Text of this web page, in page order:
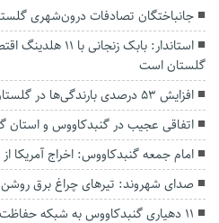
جانباختگان تصادفات درون‌شهری گلستان ۱۷ درصد کاهش
استاندار: بابک
گلستان است
افزایش ۵۳ درصدی بارندگی‌ها در گلستان
اتفاقی عجیب در‌ گنبدکاووس و استان
امام جمعه گنبدکاووس: اخراج
صدای شهروند: تیرهای چراغ برق
۱۱ دهیاری گنبدکاووس به شبکه حفاظت مردمی منابع طبیعی پیوستند